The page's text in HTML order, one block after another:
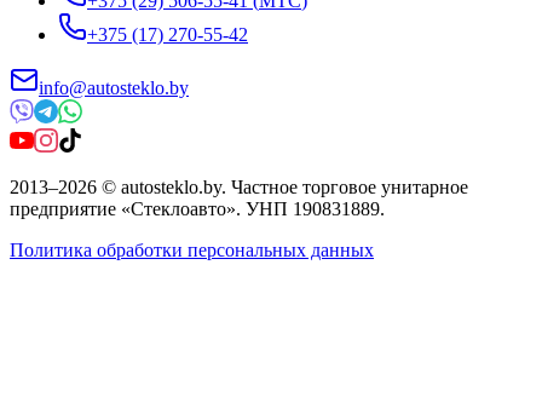
+375 (17) 270-55-42
info@autosteklo.by
2013–2026 © autosteklo.by. Частное торговое унитарное
предприятие «Стеклоавто». УНП 190831889.
Политика обработки персональных данных